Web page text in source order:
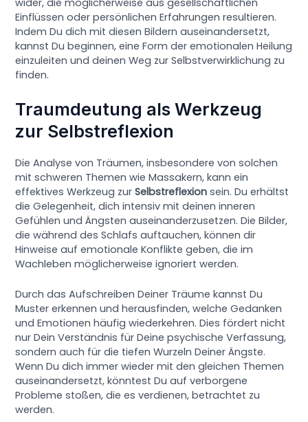
Einflüssen oder persönlichen Erfahrungen resultieren.
Indem Du dich mit diesen Bildern auseinandersetzt,
kannst Du beginnen, eine Form der emotionalen Heilung
einzuleiten und deinen Weg zur Selbstverwirklichung zu
finden.
Traumdeutung als Werkzeug
zur Selbstreflexion
Die Analyse von Träumen, insbesondere von solchen
mit schweren Themen wie Massakern, kann ein
effektives Werkzeug zurSelbstreflexion sein. Du erhältst
die Gelegenheit, dich intensiv mit deinen inneren
Gefühlen und Ängsten auseinanderzusetzen. Die Bilder,
die während des Schlafs auftauchen, können dir
Hinweise auf emotionale Konflikte geben, die im
Wachleben möglicherweise ignoriert werden.
Durch das Aufschreiben Deiner Träume kannst Du
Muster erkennen und herausfinden, welche Gedanken
und Emotionen häufig wiederkehren. Dies fördert nicht
nur Dein Verständnis für Deine psychische Verfassung,
sondern auch für die tiefen Wurzeln Deiner Ängste.
Wenn Du dich immer wieder mit den gleichen Themen
auseinandersetzt, könntest Du auf verborgene
Probleme stoßen, die es verdienen, betrachtet zu
werden.